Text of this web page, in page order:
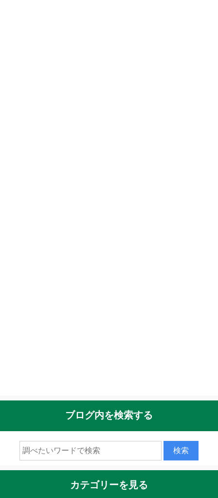
ブログ内を検索する
カテゴリーを見る